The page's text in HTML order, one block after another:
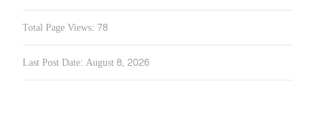
Total Page Views: 78
Last Post Date: August 8, 2026